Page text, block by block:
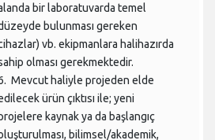
bir laboratuvarda temel
bulunması gereken
vb. ekipmanlara halihazırda
olması gerekmektedir.
Mevcut haliyle projeden elde
ürün çıktısı ile; yeni
kaynak ya da başlangıç
bilimsel/akademik,